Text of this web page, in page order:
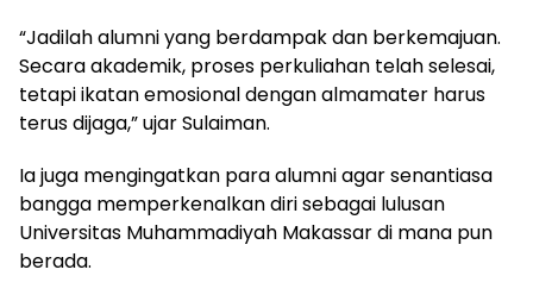
“Jadilah alumni yang berdampak dan berkemajuan.
Secara akademik, proses perkuliahan telah selesai,
tetapi ikatan emosional dengan almamater harus
terus dijaga,” ujar Sulaiman.
Ia juga mengingatkan para alumni agar senantiasa
bangga memperkenalkan diri sebagai lulusan
Universitas Muhammadiyah Makassar di mana pun
berada.